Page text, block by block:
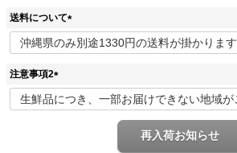
)
送料について
(
必
注意事項2
(
必
再入荷お知らせ